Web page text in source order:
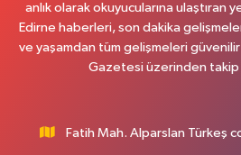
anlık olarak okuyucularına ulaştıran
Edirne haberleri, son dakika
ve yaşamdan tüm gelişmeleri güvenilir
Gazetesi üzerinden
Fatih Mah. Alparslan Türkeş